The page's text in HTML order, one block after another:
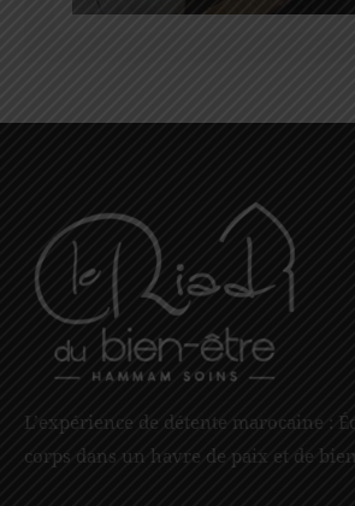
L’expérience de détente marocaine :
corps dans un havre de paix et de